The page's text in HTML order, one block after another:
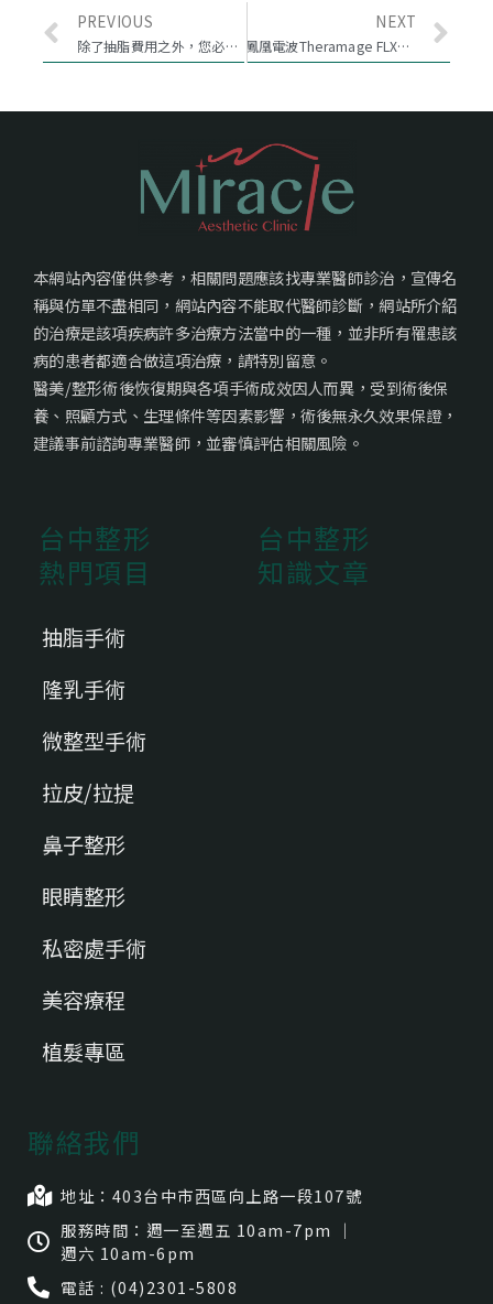
PREVIOUS
除了抽脂費用之外，您必須了解的抽脂知識！
NEXT
鳳凰電波Theramage FLX：音樂家收藏美麗的秘密～
本網站內容僅供參考，相關問題應該找專業醫師診治，宣傳名
稱與仿單不盡相同，網站內容不能取代醫師診斷，網站所介紹
的治療是該項疾病許多治療方法當中的一種，並非所有罹患該
病的患者都適合做這項治療，請特別留意。
醫美/整形術後恢復期與各項手術成效因人而異，受到術後保
養、照顧方式、生理條件等因素影響，術後無永久效果保證，
建議事前諮詢專業醫師，並審慎評估相關風險。
台中整形
熱門項目
抽脂手術
隆乳手術
微整型手術
拉皮/拉提
鼻子整形
眼睛整形
私密處手術
美容療程
植髮專區
台中整形
知識文章
聯絡我們
地址：403台中市⻄區向上路一段107號
服務時間：週一至週五 10am-7pm ｜
週六 10am-6pm
電話 : (04)2301-5808